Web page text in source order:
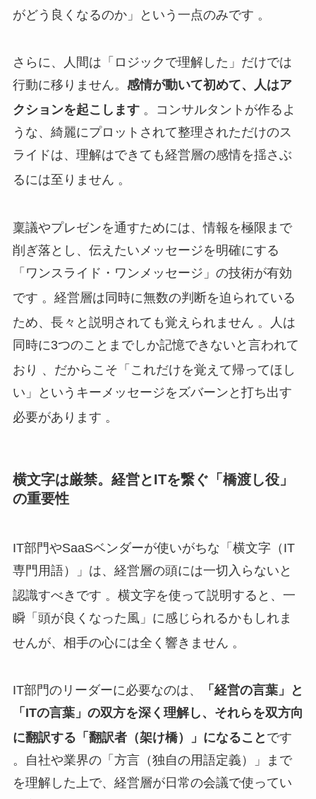
がどう良くなるのか」という一点のみです 。
さらに、人間は「ロジックで理解した」だけでは
行動に移りません。 感情が動いて初めて、人はア
クションを起こします 。コンサルタントが作るよ
うな、綺麗にプロットされて整理されただけのス
ライドは、理解はできても経営層の感情を揺さぶ
るには至りません 。
稟議やプレゼンを通すためには、情報を極限まで
削ぎ落とし、伝えたいメッセージを明確にする
「ワンスライド・ワンメッセージ」の技術が有効
です 。経営層は同時に無数の判断を迫られている
ため、長々と説明されても覚えられません 。人は
同時に3つのことまでしか記憶できないと言われて
おり 、だからこそ「これだけを覚えて帰ってほし
い」というキーメッセージをズバーンと打ち出す
必要があります 。
横文字は厳禁。経営とITを繋ぐ「橋渡し役」
の重要性
IT部門やSaaSベンダーが使いがちな「横文字（IT
専門用語）」は、経営層の頭には一切入らないと
認識すべきです 。横文字を使って説明すると、一
瞬「頭が良くなった風」に感じられるかもしれま
せんが、相手の心には全く響きません 。
IT部門のリーダーに必要なのは、
「経営の言葉」と
「ITの言葉」の双方を深く理解し、それらを双方向
に翻訳する「翻訳者（架け橋）」になること です
。自社や業界の「方言（独自の用語定義）」まで
を理解した上で、経営層が日常の会議で使ってい